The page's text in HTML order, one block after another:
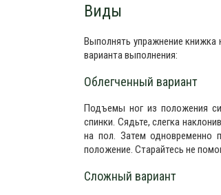
Виды
Выполнять упражнение книжка
варианта выполнения:
Облегченный вариант
Подъемы ног из положения
спинки. Сядьте, слегка
на пол. Затем одновременно
положение. Старайтесь не
Сложный вариант